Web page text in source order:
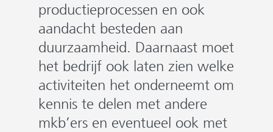
productieprocessen en ook
aandacht besteden aan
duurzaamheid. Daarnaast moet
het bedrijf ook laten zien welke
activiteiten het onderneemt om
kennis te delen met andere
mkb’ers en eventueel ook met